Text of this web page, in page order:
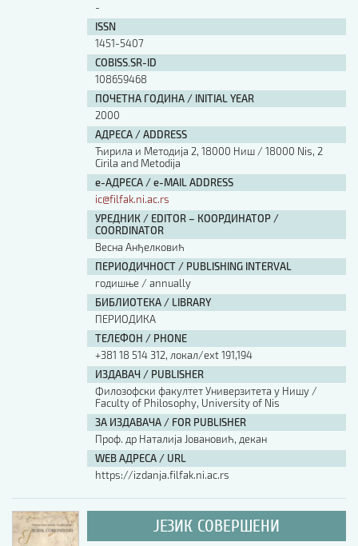
-
ISSN
1451-5407
COBISS.SR-ID
108659468
ПОЧЕТНА ГОДИНА / INITIAL YEAR
2000
АДРЕСА / ADDRESS
Ћирила и Методија 2, 18000 Ниш / 18000 Nis, 2
Cirila and Metodija
е-АДРЕСА / e-MAIL ADDRESS
ic@filfak.ni.ac.rs
УРЕДНИК / EDITOR – КООРДИНАТОР /
COORDINATOR
Весна Анђелковић
ПЕРИОДИЧНОСТ / PUBLISHING INTERVAL
годишње / annually
БИБЛИОТЕКА / LIBRARY
ПЕРИОДИКА
ТЕЛЕФОН / PHONE
+381 18 514 312, локал/ext 191,194
ИЗДАВАЧ / PUBLISHER
Филозофски факултет Универзитета у Нишу /
Faculty of Philosophy, University of Nis
ЗА ИЗДАВАЧА / FOR PUBLISHER
Проф. др Наталија Јовановић, декан
WEB АДРЕСА / URL
https://izdanja.filfak.ni.ac.rs
ЈЕЗИК СОВЕРШЕНИ